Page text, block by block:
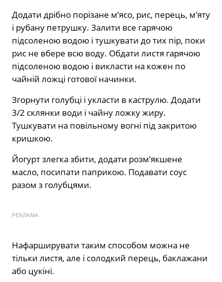
Додати дрібно порізане м’ясо, рис, перець, м’яту
і рубану петрушку. Залити все гарячою
підсоленою водою і тушкувати до тих пір, поки
рис не вбере всю воду. Обдати листя гарячою
підсоленою водою і викласти на кожен по
чайній ложці готової начинки.
Згорнути голубці і укласти в каструлю. Додати
3/2 склянки води і чайну ложку жиру.
Тушкувати на повільному вогні під закритою
кришкою.
Йогурт злегка збити, додати розм’якшене
масло, посипати паприкою. Подавати соус
разом з голубцями.
РЕКЛАМА
Нафарширувати таким способом можна не
тільки листя, але і солодкий перець, баклажани
або цукіні.